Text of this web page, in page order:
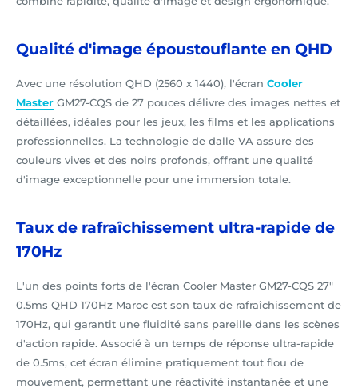
Qualité d'image époustouflante en QHD
Avec une résolution QHD (2560 x 1440), l'écran Cooler
Master GM27-CQS de 27 pouces délivre des images nettes et
détaillées, idéales pour les jeux, les films et les applications
professionnelles. La technologie de dalle VA assure des
couleurs vives et des noirs profonds, offrant une qualité
d'image exceptionnelle pour une immersion totale.
Taux de rafraîchissement ultra-rapide de
170Hz
L'un des points forts de l'écran Cooler Master GM27-CQS 27"
0.5ms QHD 170Hz Maroc est son taux de rafraîchissement de
170Hz, qui garantit une fluidité sans pareille dans les scènes
d'action rapide. Associé à un temps de réponse ultra-rapide
de 0.5ms, cet écran élimine pratiquement tout flou de
mouvement, permettant une réactivité instantanée et une